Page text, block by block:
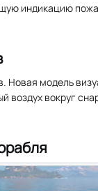
индикацию
модель
воздух вокруг